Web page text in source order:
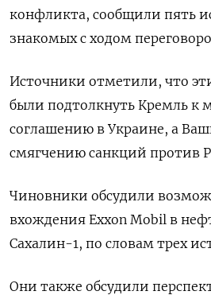
конфликта, сообщили пять
знакомых с ходом
Источники отметили, что
были подтолкнуть Кремль к
соглашению в Украине, а
смягчению санкций против
Чиновники обсудили
вхождения Exxon Mobil в
Сахалин-1, по словам трех
Они также обсудили